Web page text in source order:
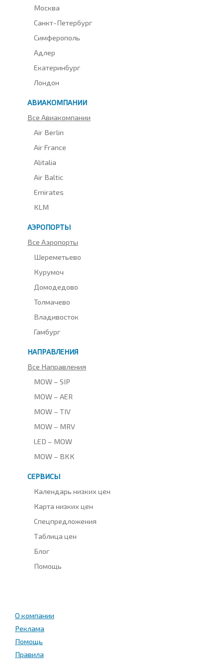
Москва
Санкт-Петербург
Симферополь
Адлер
Екатеринбург
Лондон
АВИАКОМПАНИИ
Все Авиакомпании
Air Berlin
Air France
Alitalia
Air Baltic
Emirates
KLM
АЭРОПОРТЫ
Все Аэропорты
Шереметьево
Курумоч
Домодедово
Толмачево
Владивосток
Гамбург
НАПРАВЛЕНИЯ
Все Направления
MOW – SIP
MOW – AER
MOW – TIV
MOW – MRV
LED – MOW
MOW – BKK
СЕРВИСЫ
Календарь низких цен
Карта низких цен
Спецпредложения
Таблица цен
Блог
Помощь
О компании
Реклама
Помощь
Правила